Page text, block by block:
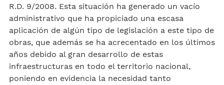
R.D. 9/2008. Esta situación ha generado un vacío
administrativo que ha propiciado una escasa
aplicación de algún tipo de legislación a este tipo de
obras, que además se ha acrecentado en los últimos
años debido al gran desarrollo de estas
infraestructuras en todo el territorio nacional,
poniendo en evidencia la necesidad tanto